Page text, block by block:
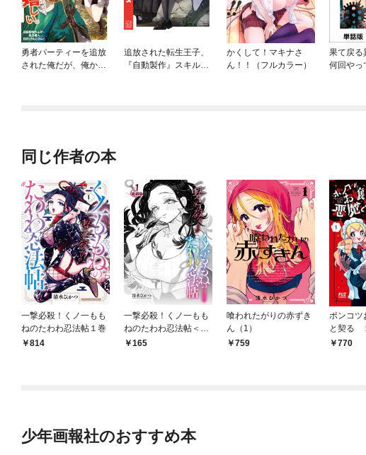
勇者パーティーを追放
された俺だが、俺から
追放された転生王子、
『自動製作』スキルで
かくして！マキナさ
ん！！（フルカラー）
果て戻る
何回やっ
同じ作者の本
一撃必殺！くノ一もも
ねのたわわ忍法帖１巻
814
一撃必殺！くノ一もも
ねのたわわ忍法帖＜連
載版＞1話 くノ一探
165
喰われたがりの赤ずき
ん（1）
759
ポンコツ
と契る
770
少年画報社のおすすめ本